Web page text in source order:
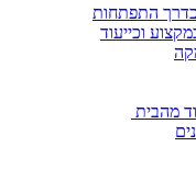
כדרך התפתחות
וכייעוד
מהבית